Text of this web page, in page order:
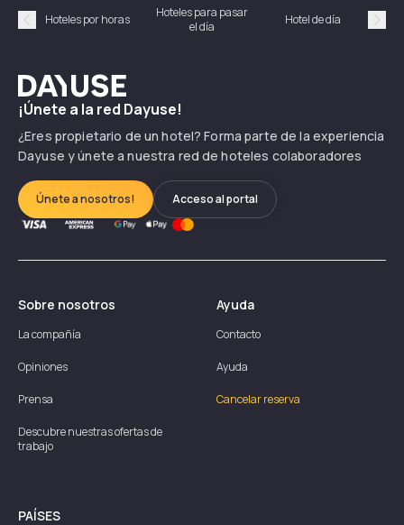
Précédent
Hoteles por horas
Hoteles para pasar
el día
Hotel de día
Dayuse
¡Únete a la red Dayuse!
¿Eres propietario de un hotel? Forma parte de la experiencia
Dayuse y únete a nuestra red de hoteles colaboradores
Únete a nosotros! Acceso al portal
Sobre nosotros
La compañía
Opiniones
Prensa
Descubre nuestras ofertas de
trabajo
Ayuda
Contacto
Ayuda
Cancelar reserva
PAÍSES